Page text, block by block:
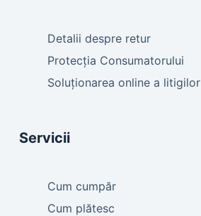
Detalii despre retur
Protecția Consumatorului
Soluționarea online a litigilor
Servicii
Cum cumpăr
Cum plătesc